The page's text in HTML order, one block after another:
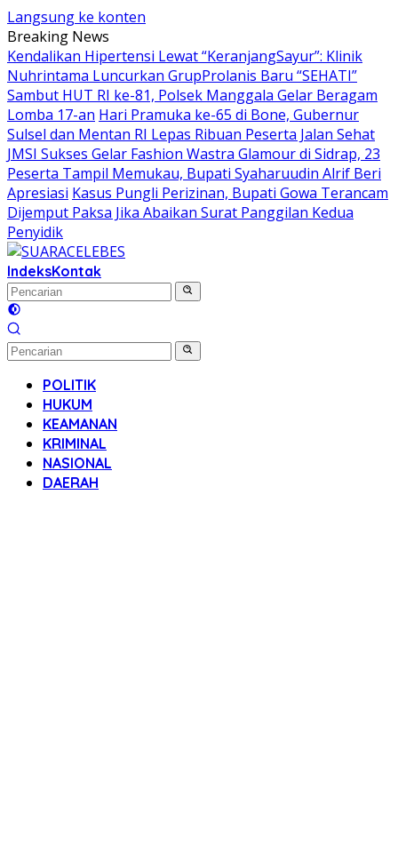
Langsung ke konten
Breaking News
Kendalikan Hipertensi Lewat “KeranjangSayur”: Klinik
Nuhrintama Luncurkan GrupProlanis Baru “SEHATI”
Sambut HUT RI ke-81, Polsek Manggala Gelar Beragam
Lomba 17-an Hari Pramuka ke-65 di Bone, Gubernur
Sulsel dan Mentan RI Lepas Ribuan Peserta Jalan Sehat
JMSI Sukses Gelar Fashion Wastra Glamour di Sidrap, 23
Peserta Tampil Memukau, Bupati Syaharuudin Alrif Beri
Apresiasi Kasus Pungli Perizinan, Bupati Gowa Terancam
Dijemput Paksa Jika Abaikan Surat Panggilan Kedua
Penyidik
IndeksKontak
POLITIK
HUKUM
KEAMANAN
KRIMINAL
NASIONAL
DAERAH